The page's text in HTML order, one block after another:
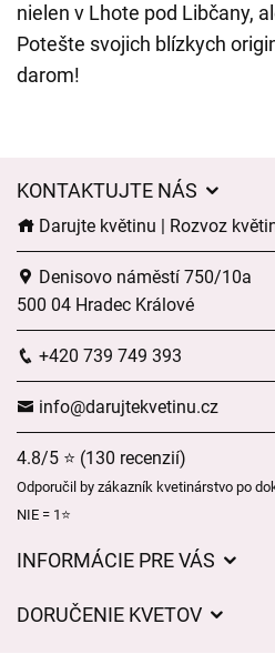
nielen v Lhote pod Libčany,
Potešte svojich blízkych
darom!
KONTAKTUJTE NÁS
Darujte květinu | Rozvoz
Denisovo náměstí 750/10a
500 04 Hradec Králové
+420 739 749 393
info@darujtekvetinu.cz
4.8/5 ⭐ (130 recenzií)
Odporučil by zákazník kvetinárstvo po
NIE = 1⭐
INFORMÁCIE PRE VÁS
DORUČENIE KVETOV